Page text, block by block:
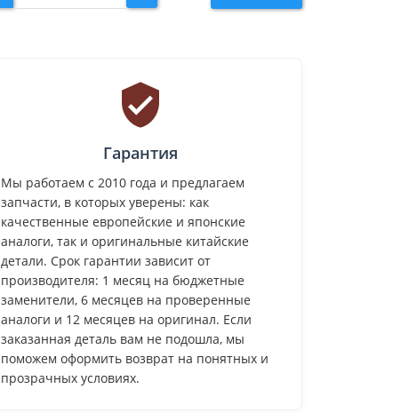
Гарантия
Мы работаем с 2010 года и предлагаем
запчасти, в которых уверены: как
качественные европейские и японские
аналоги, так и оригинальные китайские
детали. Срок гарантии зависит от
производителя: 1 месяц на бюджетные
заменители, 6 месяцев на проверенные
аналоги и 12 месяцев на оригинал. Если
заказанная деталь вам не подошла, мы
поможем оформить возврат на понятных и
прозрачных условиях.